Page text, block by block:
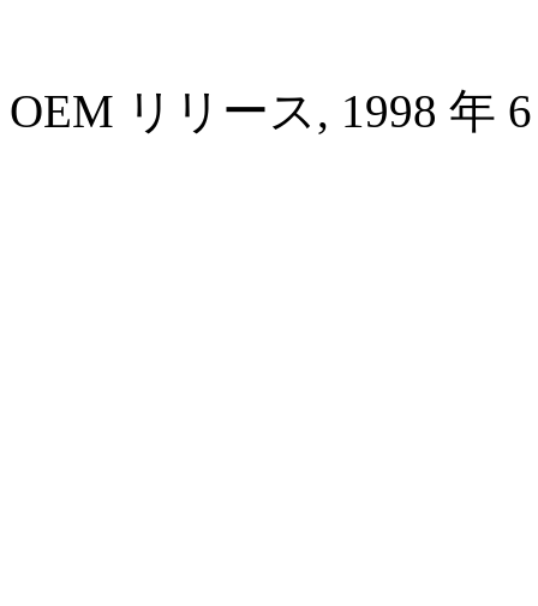
OEM リリース, 1998 年